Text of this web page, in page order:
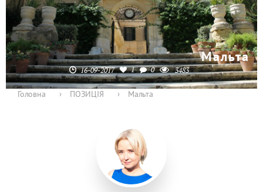
Мальта
16-09-2017 1 0 3483
Головна › ПОЗИЦІЯ › Мальта